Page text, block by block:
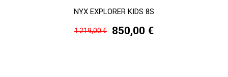
NYX EXPLORER KIDS 8S
1 219,00 € 850,00 €